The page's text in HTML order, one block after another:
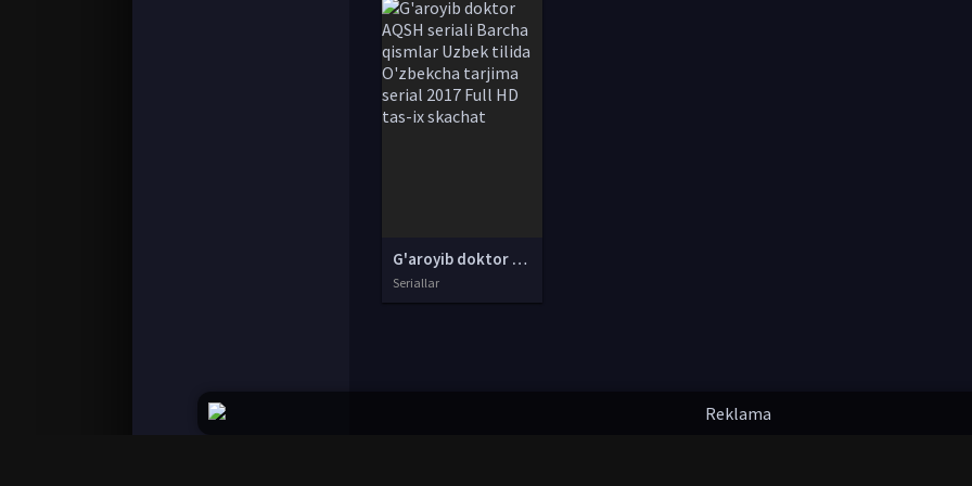
G'aroyib doktor AQSH seriali Barcha qismlar Uzbek tilida O'zbekcha tarjima serial 2017 Full HD tas-ix skachat
Seriallar